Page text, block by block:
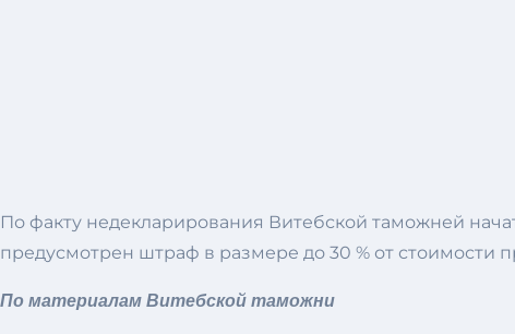
По факту недекларирования Витебской таможней
предусмотрен штраф в размере до 30 % от стоимости
По материалам Витебской таможни